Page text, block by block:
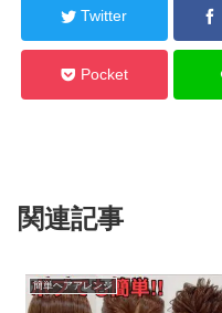
Twitter
Pocket
関連記事
簡単ヘアアレンジ